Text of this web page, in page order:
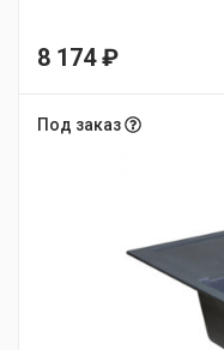
8 174₽
Под заказ